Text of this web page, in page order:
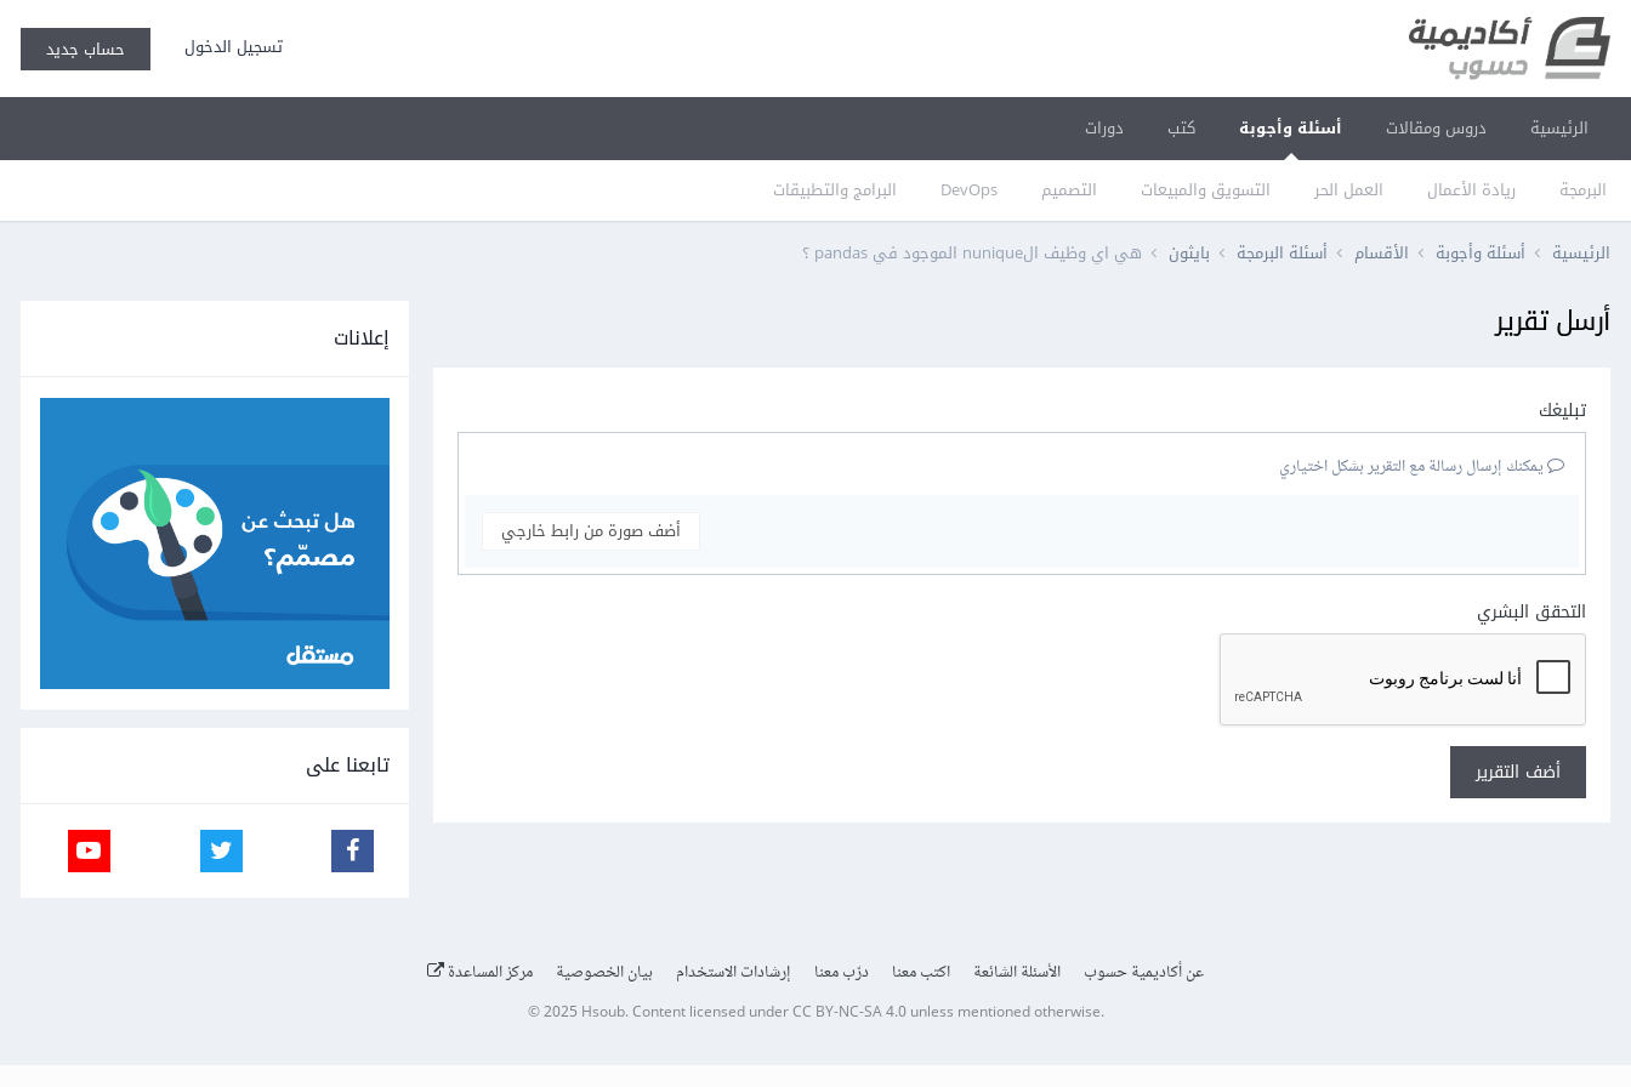
تسجيل الدخول حساب جديد
الرئيسية دروس ومقالات أسئلة وأجوبة
البرمجة ريادة الأعمال العمل الحر التسويق والمبيعات التصميم DevOps البرامج والتطبيقات
كتب دورات
الرئيسية أسئلة وأجوبة الأقسام أسئلة البرمجة بايثون هي اي وظيف الnunique الموجود في pandas ؟
أرسل تقرير
تبليغك
يمكنك إرسال رسالة مع التقرير بشكل اختياري
أضف صورة من رابط خارجي
التحقق البشري
أضف التقرير
إعلانات
تابعنا على
عن أكاديمية حسوب الأسئلة الشائعة اكتب معنا درّب معنا إرشادات الاستخدام بيان الخصوصية مركز المساعدة
© 2025 Hsoub.Content licensed underCC BY-NC-SA 4.0unless mentioned otherwise.